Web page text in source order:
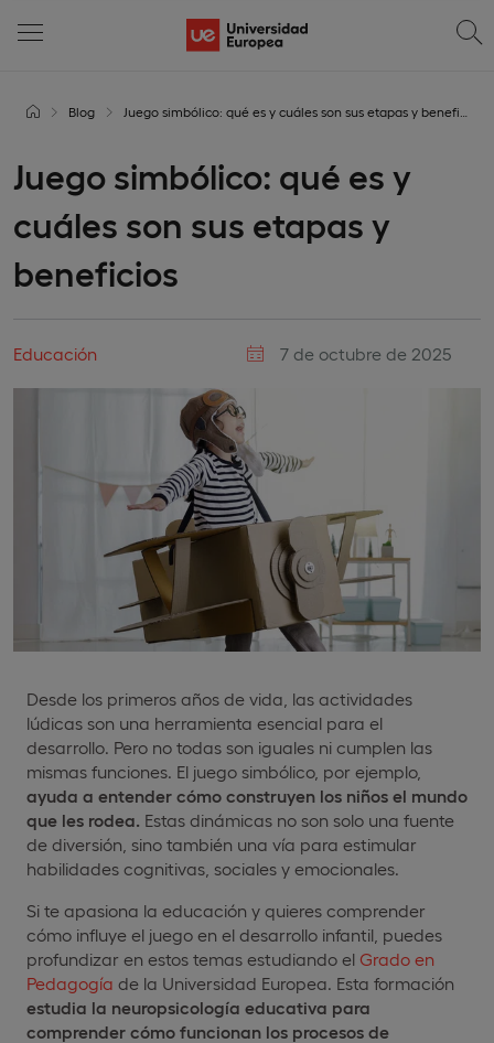
Blog Juego simbólico: qué es y cuáles son sus etapas y beneficios
Juego simbólico: qué es y
cuáles son sus etapas y
beneficios
Educación 7 de octubre de 2025
Desde los primeros años de vida, las actividades
lúdicas son una herramienta esencial para el
desarrollo. Pero no todas son iguales ni cumplen las
mismas funciones. El juego simbólico, por ejemplo,
ayuda a entender cómo construyen los niños el mundo
que les rodea. Estas dinámicas no son solo una fuente
de diversión, sino también una vía para estimular
habilidades cognitivas, sociales y emocionales.
Si te apasiona la educación y quieres comprender
cómo influye el juego en el desarrollo infantil, puedes
profundizar en estos temas estudiando el Grado en
Pedagogía de la Universidad Europea. Esta formación
estudia la neuropsicología educativa para
comprender cómo funcionan los procesos de